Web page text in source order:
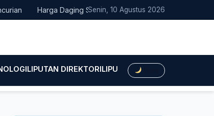
Harga Daging Sapi dan Cabai Naik, IPH Pacitan Minggu
Senin, 10 Agustus 2026
LIPUTAN DIREKTORILIPUTAN HUKUMLIPUTAN